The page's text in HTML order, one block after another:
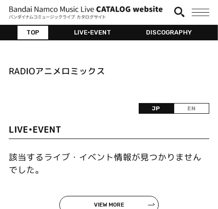
TOP LIVE•EVENT DISCOGRAPHY
RADIOアニメロミックス
JP EN
LIVE•EVENT
該当するライブ・イベント情報が見つかりません
でした。
VIEW MORE